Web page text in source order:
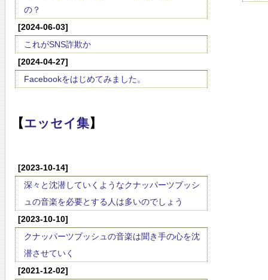
の？
[2024-06-03]
これがSNS詐欺か
[2024-04-27]
Facebookをはじめてみました。
【エッセイ集】
[2023-10-14]
深々と沈潜していくようなクナッパーツブッシ
ュの音楽を必要とする人は多いのでしょう
[2023-10-10]
クナッパーツブッシュの音楽は聞き手の心を沈
潜させていく
[2021-12-02]